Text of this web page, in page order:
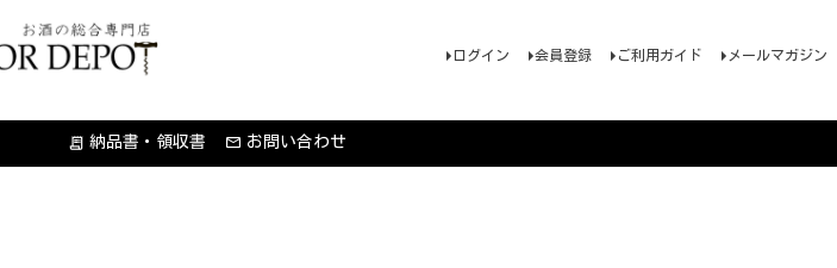
ログイン 会員登録 ご利用ガイド メールマガジン
receipt_long 納品書・領収書 お問い合わせ